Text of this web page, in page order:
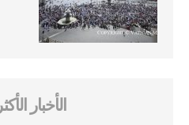
الأخبار